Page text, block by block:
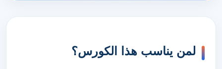
لمن يناسب هذا الكورس؟